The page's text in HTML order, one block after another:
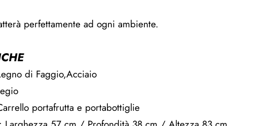
perfettamente ad ogni ambiente.
di Faggio,Acciaio
portafrutta e portabottiglie